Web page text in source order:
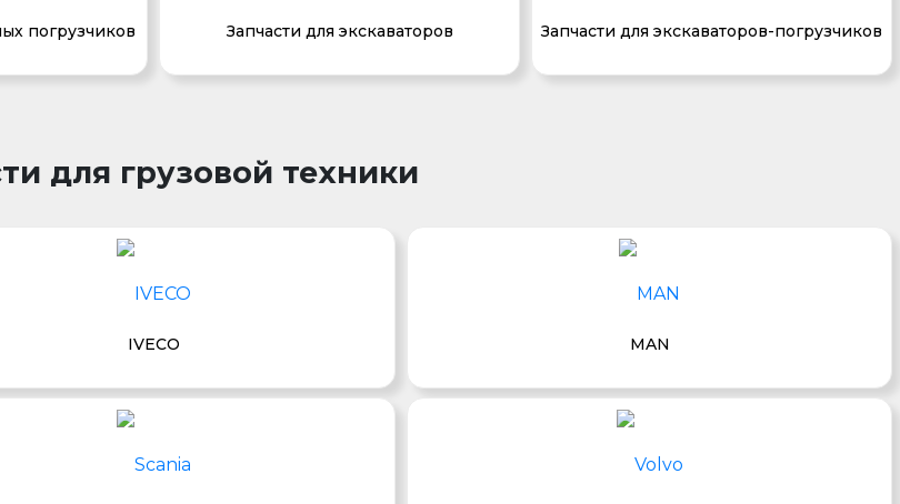
погрузчиков Запчасти для экскаваторов Запчасти для экскаваторов-погрузчиков
для грузовой техники
IVECO MAN